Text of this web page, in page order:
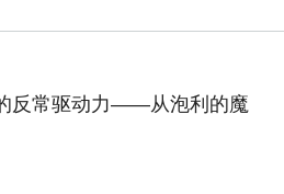
反常驱动力——从泡利的魔